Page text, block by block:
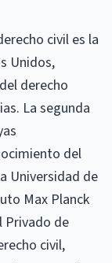
civil es la
Unidos,
derecho
La segunda
del
Universidad de
Max Planck
Privado de
civil,